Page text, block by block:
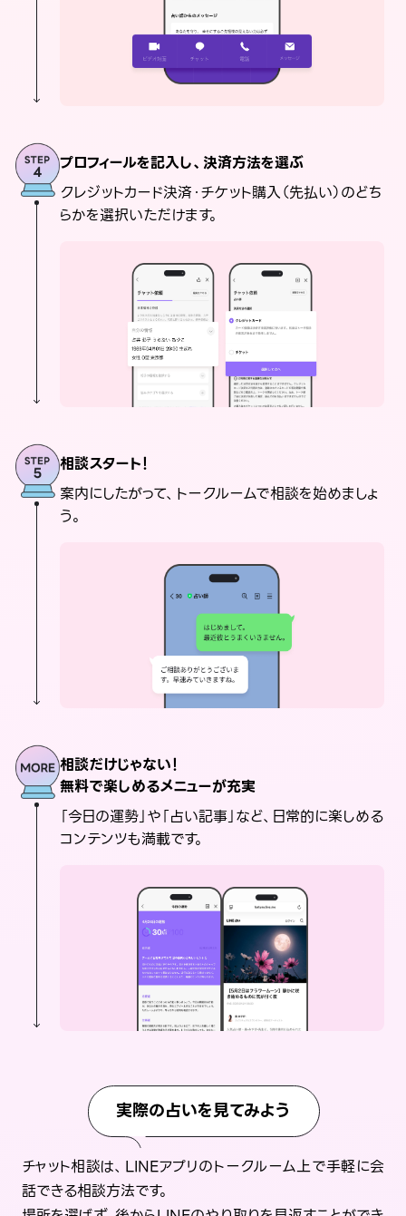
プロフィールを記入し、決済方法を選ぶ
クレジットカード決済・チケット購入（先払い）のどち
らかを選択いただけます。
相談スタート！
案内にしたがって、トークルームで相談を始めましょ
う。
相談だけじゃない！
無料で楽しめるメニューが充実
「今日の運勢」や「占い記事」など、日常的に楽しめる
コンテンツも満載です。
実際の占いを見てみよう
チャット相談は、LINEアプリのトークルーム上で手軽に会
話できる相談方法です。